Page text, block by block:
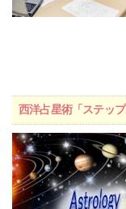
西洋占星術「ステッ